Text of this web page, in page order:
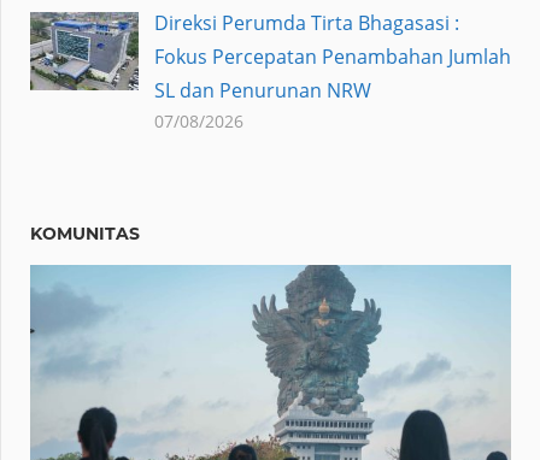
Direksi Perumda Tirta Bhagasasi :
Fokus Percepatan Penambahan Jumlah
SL dan Penurunan NRW
07/08/2026
KOMUNITAS